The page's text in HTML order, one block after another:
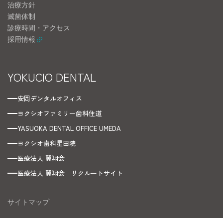
治療方針
滅菌体制
診療時間・アクセス
採用情報
YOKUCIO DENTAL
安岡デンタルオフィス
ヨクシオファミリー歯科住道
YASUOKA DENTAL OFFICE UMEDA
ヨクシオ歯科星田院
医療法人 翼翔会
医療法人 翼翔会 リクルートサイト
サイトマップ